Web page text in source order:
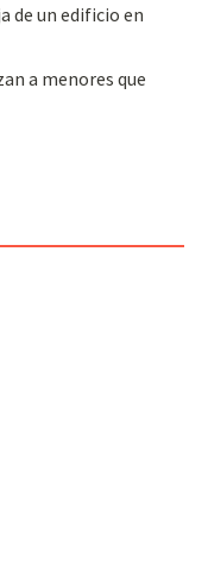
de un edificio en
a menores que